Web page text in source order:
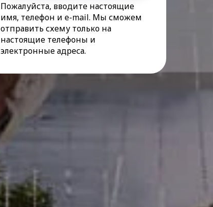
Пожалуйста, вводите настоящие
имя, телефон и e-mail. Мы сможем
отправить схему только на
настоящие телефоны и
электронные адреса.